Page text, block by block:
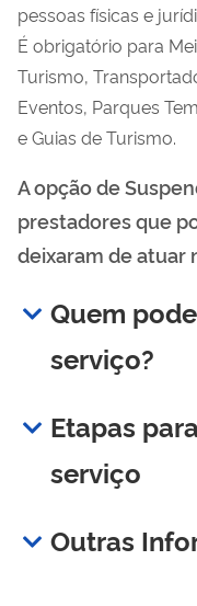
pessoas físicas e
É obrigatório para
Turismo,
Eventos, Parques
e Guias de Turismo.
A opção de
prestadores que
deixaram de atuar
Quem
serviço?
Etapas
serviço
Outras